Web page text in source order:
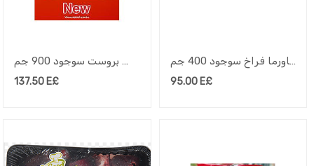
شيش بروست سوجود 900 جم
137.50E£
شاورما فراخ سوجود 400 جم
95.00E£